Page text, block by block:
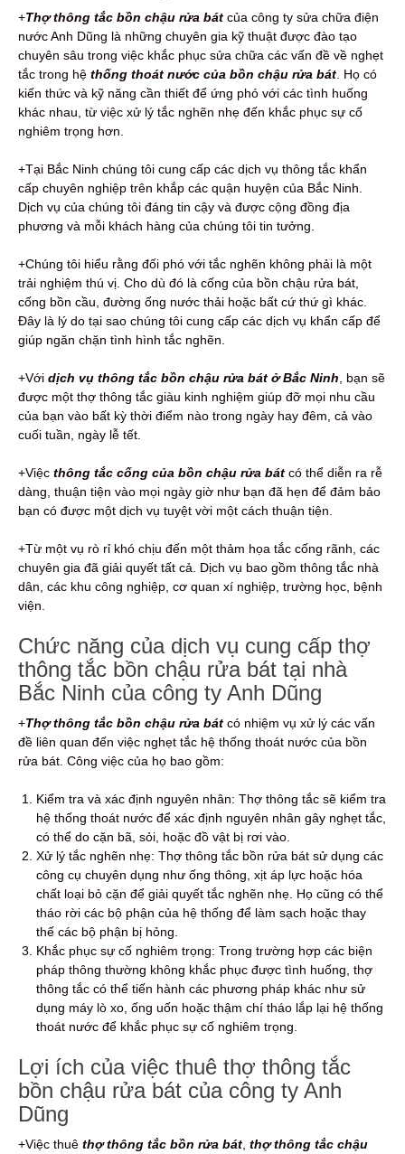
+Thợ thông tắc bồn chậu rửa bát của công ty sửa chữa điện
nước Anh Dũng là những chuyên gia kỹ thuật được đào tạo
chuyên sâu trong việc khắc phục sửa chữa các vấn đề về nghẹt
tắc trong hệ thống thoát nước của bồn chậu rửa bát . Họ có
kiến thức và kỹ năng cần thiết để ứng phó với các tình huống
khác nhau, từ việc xử lý tắc nghẽn nhẹ đến khắc phục sự cố
nghiêm trọng hơn.
+Tại Bắc Ninh chúng tôi cung cấp các dịch vụ thông tắc khẩn
cấp chuyên nghiệp trên khắp các quận huyện của Bắc Ninh.
Dịch vụ của chúng tôi đáng tin cậy và được cộng đồng địa
phương và mỗi khách hàng của chúng tôi tin tưởng.
+Chúng tôi hiểu rằng đối phó với tắc nghẽn không phải là một
trải nghiệm thú vị. Cho dù đó là cống của bồn chậu rửa bát,
cống bồn cầu, đường ống nước thải hoặc bất cứ thứ gì khác.
Đây là lý do tại sao chúng tôi cung cấp các dịch vụ khẩn cấp để
giúp ngăn chặn tình hình tắc nghẽn.
+Với dịch vụ thông tắc bồn chậu rửa bát ở Bắc Ninh , bạn sẽ
được một thợ thông tắc giàu kinh nghiệm giúp đỡ mọi nhu cầu
của bạn vào bất kỳ thời điểm nào trong ngày hay đêm, cả vào
cuối tuần, ngày lễ tết.
+Việc thông tắc cống của bồn chậu rửa bát có thể diễn ra rễ
dàng, thuận tiện vào mọi ngày giờ như bạn đã hẹn để đảm bảo
bạn có được một dịch vụ tuyệt vời một cách thuận tiện.
+Từ một vụ rò rỉ khó chịu đến một thảm họa tắc cống rãnh, các
chuyên gia đã giải quyết tất cả. Dịch vụ bao gồm thông tắc nhà
dân, các khu công nghiệp, cơ quan xí nghiệp, trường học, bệnh
viện.
Chức năng của dịch vụ cung cấp thợ
thông tắc bồn chậu rửa bát tại nhà
Bắc Ninh của công ty Anh Dũng
+Thợ thông tắc bồn chậu rửa bát có nhiệm vụ xử lý các vấn
đề liên quan đến việc nghẹt tắc hệ thống thoát nước của bồn
rửa bát. Công việc của họ bao gồm:
Kiểm tra và xác định nguyên nhân: Thợ thông tắc sẽ kiểm tra
hệ thống thoát nước để xác định nguyên nhân gây nghẹt tắc,
có thể do cặn bã, sỏi, hoặc đồ vật bị rơi vào.
Xử lý tắc nghẽn nhẹ: Thợ thông tắc bồn rửa bát sử dụng các
công cụ chuyên dụng như ống thông, xịt áp lực hoặc hóa
chất loại bỏ cặn để giải quyết tắc nghẽn nhẹ. Họ cũng có thể
tháo rời các bộ phận của hệ thống để làm sạch hoặc thay
thế các bộ phận bị hỏng.
Khắc phục sự cố nghiêm trọng: Trong trường hợp các biện
pháp thông thường không khắc phục được tình huống, thợ
thông tắc có thể tiến hành các phương pháp khác như sử
dụng máy lò xo, ống uốn hoặc thậm chí tháo lắp lại hệ thống
thoát nước để khắc phục sự cố nghiêm trọng.
Lợi ích của việc thuê thợ thông tắc
bồn chậu rửa bát của công ty Anh
Dũng
+Việc thuê thợ thông tắc bồn rửa bát thợ thông tắc chậu